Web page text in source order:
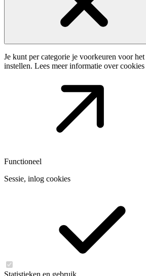
Je kunt per categorie je voorkeuren voor
instellen. Lees meer informatie over
Functioneel
Sessie, inlog cookies
Statistieken en gebruik